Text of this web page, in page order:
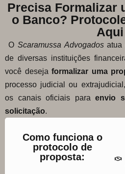
Precisa Formalizar
o Banco?
Aqui
O Scaramussa Advogadosatua
de diversas instituições
você deseja formalizar uma
processo judicial ou
os canais oficiais paraenvio
solicitação.
Como funciona o
protocolo de
proposta: